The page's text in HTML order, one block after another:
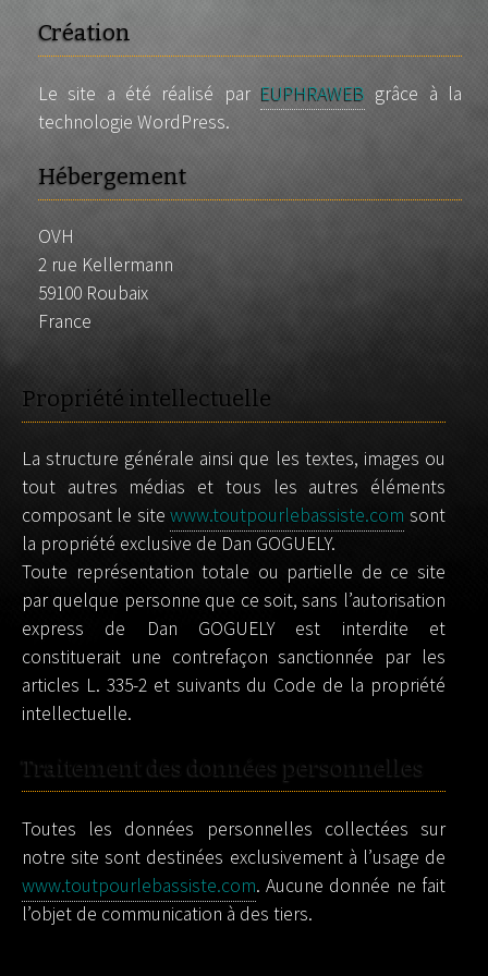
Création
Le site a été réalisé par EUPHRAWEB grâce à la
technologie WordPress.
Hébergement
OVH
2 rue Kellermann
59100 Roubaix
France
Propriété intellectuelle
La structure générale ainsi que les textes, images ou
tout autres médias et tous les autres éléments
composant le sitewww.toutpourlebassiste.com sont
la propriété exclusive de Dan GOGUELY.
Toute représentation totale ou partielle de ce site
par quelque personne que ce soit, sans l’autorisation
express de Dan GOGUELY est interdite et
constituerait une contrefaçon sanctionnée par les
articles L. 335-2 et suivants du Code de la propriété
intellectuelle.
Traitement des données personnelles
Toutes les données personnelles collectées sur
notre site sont destinées exclusivement à l’usage de
www.toutpourlebassiste.com. Aucune donnée ne fait
l’objet de communication à des tiers.